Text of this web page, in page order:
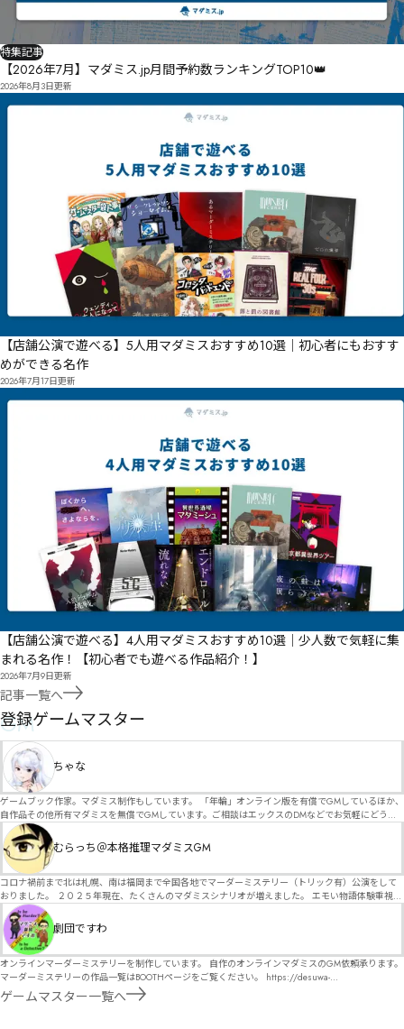
特集記事
【2026年7月】マダミス.jp月間予約数ランキングTOP10👑
2026年8月3日更新
【店舗公演で遊べる】5人用マダミスおすすめ10選｜初心者にもおすす
めができる名作
2026年7月17日更新
【店舗公演で遊べる】4人用マダミスおすすめ10選｜少人数で気軽に集
まれる名作！【初心者でも遊べる作品紹介！】
2026年7月9日更新
記事一覧へ
GM
登録ゲームマスター
ちゃな
ゲームブック作家。マダミス制作もしています。 「年輪」オンライン版を有償でGMしているほか、
自作品その他所有マダミスを無償でGMしています。ご相談はエックスのDMなどでお気軽にどう
ぞ。
むらっち＠本格推理マダミスGM
コロナ禍前まで北は札幌、南は福岡まで全国各地でマーダーミステリー（トリック有）公演をして
おりました。 ２０２５年現在、たくさんのマダミスシナリオが増えました。 エモい物語体験重視の
シナリオがマダミス・マーダーミステリーというジャンル名でたくさんあるため、そのようなシナ
リオは簡単に遊べます。 しかし、２～３時間ずっと考え＆議論して、見たことないトリックが解け
る閃きや犯人として逃げ切る楽しみのある本格推理マーダーミステリーを見つけることが難しくな
劇団ですわ
オンラインマーダーミステリーを制作しています。 自作のオンラインマダミスのGM依頼承ります。
マーダーミステリーの作品一覧はBOOTHページをご覧ください。 https://desuwa-
madamisu.booth.pm/ 以下注意事項をご一読、同意の上で、予約フォームからご連絡ください。
■GM依頼の注意事項■ ①依頼をする作品のＢＯＯＴＨの概要を確認した上で、依頼してくださ
ゲームマスター一覧へ